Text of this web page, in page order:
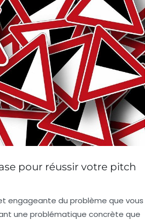
pour réussir votre pitch
engageante du problème que vous
une problématique concrète que